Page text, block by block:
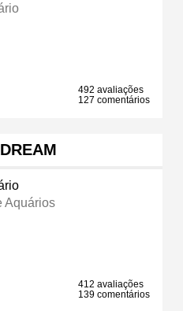
492 avaliações
127 comentários
Aquários
412 avaliações
139 comentários